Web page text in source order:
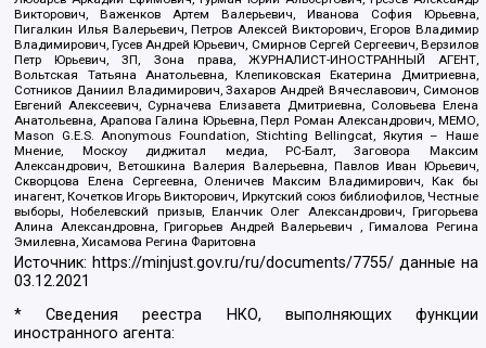
Викторович, Важенков Артем Валерьевич, Иванова София Юрьевна,
Пигалкин Илья Валерьевич, Петров Алексей Викторович, Егоров Владимир
Владимирович, Гусев Андрей Юрьевич, Смирнов Сергей Сергеевич, Верзилов
Петр Юрьевич, ЗП, Зона права, ЖУРНАЛИСТ-ИНОСТРАННЫЙ АГЕНТ,
Вольтская Татьяна Анатольевна, Клепиковская Екатерина Дмитриевна,
Сотников Даниил Владимирович, Захаров Андрей Вячеславович, Симонов
Евгений Алексеевич, Сурначева Елизавета Дмитриевна, Соловьева Елена
Анатольевна, Арапова Галина Юрьевна, Перл Роман Александрович, МЕМО,
Mason G.E.S. Anonymous Foundation, Stichting Bellingcat, Якутия – Наше
Мнение, Москоу диджитал медиа, РС-Балт, Заговора Максим
Александрович, Ветошкина Валерия Валерьевна, Павлов Иван Юрьевич,
Скворцова Елена Сергеевна, Оленичев Максим Владимирович, Как бы
инагент, Кочетков Игорь Викторович, Иркутский союз библиофилов, Честные
выборы, Нобелевский призыв, Еланчик Олег Александрович, Григорьева
Алина Александровна, Григорьев Андрей Валерьевич , Гималова Регина
Эмилевна, Хисамова Регина Фаритовна
Источник: https://minjust.gov.ru/ru/documents/7755/ данные на
03.12.2021
* Сведения реестра НКО, выполняющих функции
иностранного агента: